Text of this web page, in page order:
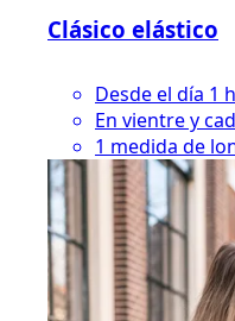
Clásico elástico
Desde el día 1
En vientre y
1 medida de